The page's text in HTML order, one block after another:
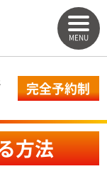
完全予約制
MENU
方法